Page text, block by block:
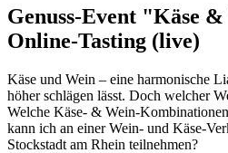
Genuss-Event "Käse
Online-Tasting (live)
Käse und Wein – eine harmonische
höher schlägen lässt. Doch welcher
Welche Käse- & Wein-
kann ich an einer Wein- und Käse-
Stockstadt am Rhein teilnehmen?